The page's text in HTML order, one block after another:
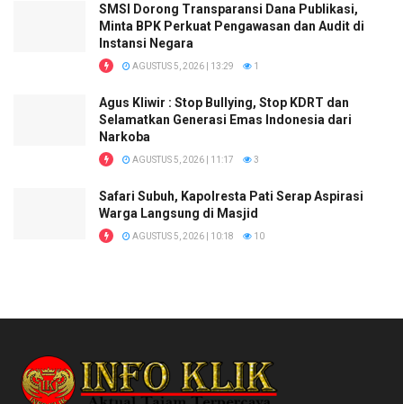
SMSI Dorong Transparansi Dana Publikasi,
Minta BPK Perkuat Pengawasan dan Audit di
Instansi Negara
AGUSTUS 5, 2026 | 13:29 1
Agus Kliwir : Stop Bullying, Stop KDRT dan
Selamatkan Generasi Emas Indonesia dari
Narkoba
AGUSTUS 5, 2026 | 11:17 3
Safari Subuh, Kapolresta Pati Serap Aspirasi
Warga Langsung di Masjid
AGUSTUS 5, 2026 | 10:18 10